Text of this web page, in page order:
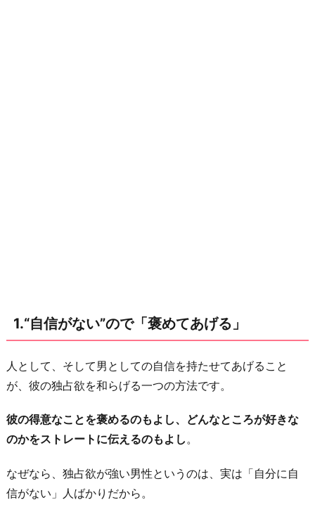
で
「大
ら
か
心
で
す
る」
1.“自信がない”ので「褒めてあげる」
人として、そして男としての自信を持たせてあげること
が、彼の独占欲を和らげる一つの方法です。
彼の得意なことを褒めるのもよし、どんなところが好きな
のかをストレートに伝えるのもよし。
なぜなら、独占欲が強い男性というのは、実は「自分に自
信がない」人ばかりだから。